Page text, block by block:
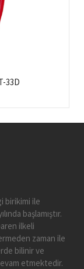
33D
birikimi ile
başlamıştır.
ilkeli
zaman ile
bilinir ve
etmektedir.